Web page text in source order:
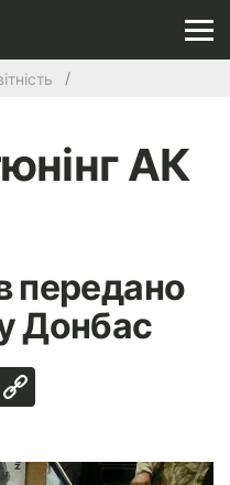
АК
передано
Донбас